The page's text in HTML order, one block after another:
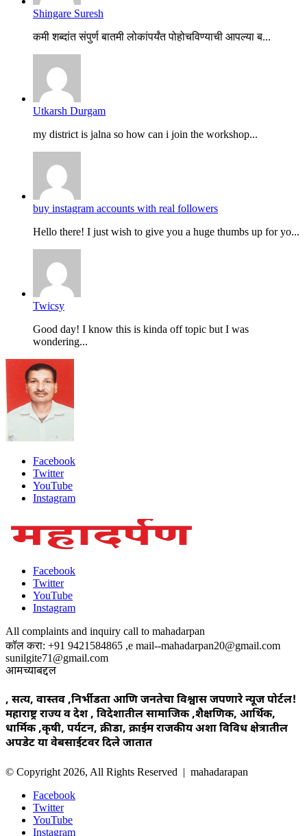
Shingare Suresh
कमी शब्दांत संपुर्ण बातमी लोकांपर्यंत पोहोचविण्याची आपल्या ब...
Utkarsh Durgam
my district is jalna so how can i join the workshop...
buy instagram accounts with real followers
Hello there! I just wish to give you a huge thumbs up for yo...
Twicsy
Good day! I know this is kinda off topic but I was
wondering...
Facebook
Twitter
YouTube
Instagram
Facebook
Twitter
YouTube
Instagram
All complaints and inquiry call to mahadarpan
कॉल करा: +91 9421584865 ,e mail--mahadarpan20@gmail.com
sunilgite71@gmail.com
आमच्याबद्दल
, सत्य, वास्तव ,निर्भीडता आणि जनतेचा विश्वास जपणारे न्यूज पोर्टल!
महाराष्ट्र राज्य व देश , विदेशातील सामाजिक ,शैक्षणिक, आर्थिक,
धार्मिक ,कृषी, पर्यटन, क्रीडा, क्राईम राजकीय अशा विविध क्षेत्रातील
अपडेट या वेबसाईटवर दिले जातात
© Copyright 2026, All Rights Reserved | mahadarapan
Facebook
Twitter
YouTube
Instagram